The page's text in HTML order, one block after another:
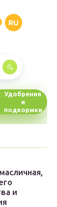
RU
Удобрения
и
подкормки
и